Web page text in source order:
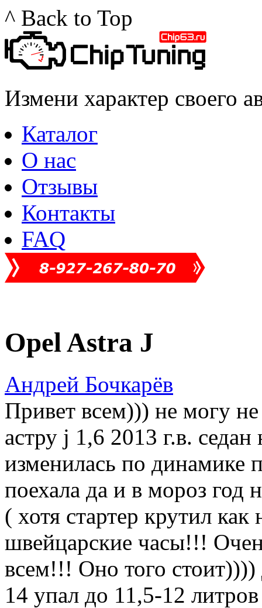
^ Back to Top
Измени характер своего
Каталог
О нас
Отзывы
Контакты
FAQ
Opel Astra J
Андрей Бочкарёв
Привет всем))) не могу
астру j 1,6 2013 г.в.
изменилась по динамике
поехала да и в мороз год
( хотя стартер крутил
швейцарские часы!!!
всем!!! Оно того стоит))))
14 упал до 11,5-12